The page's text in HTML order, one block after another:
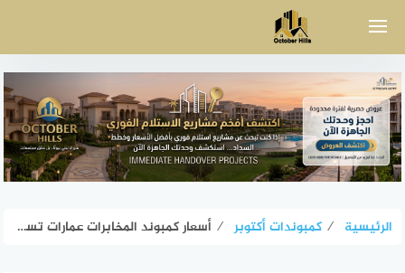
الرئيسية ⁄ كمبوندات أكتوبر ⁄ أسعار كمبوند المخابرات عمارات تسلا حدائق أكتوبر استلام فوري